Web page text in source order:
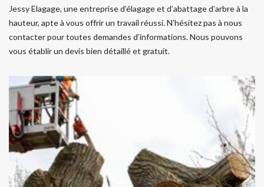
Jessy Elagage, une entreprise d’élagage et d’abattage d’arbre à la
hauteur, apte à vous offrir un travail réussi. N’hésitez pas à nous
contacter pour toutes demandes d’informations. Nous pouvons
vous établir un devis bien détaillé et gratuit.